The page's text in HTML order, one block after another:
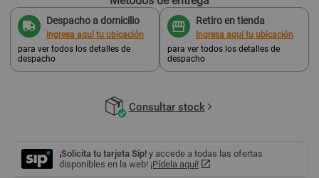
Despacho a domicilio
Ingresa aquí tu ubicación
para ver todos los detalles de
despacho
Retiro en tienda
Ingresa aquí tu ubicación
para ver todos los detalles de
despacho
Consultar stock
¡Solicita tu tarjeta Sip! y accede a todas las ofertas
disponibles en la web! ¡Pídela aquí!